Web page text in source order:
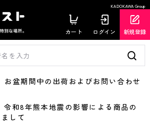
KADOKAWA Group
カート ログイン 新規登録
盆期間中の出荷およびお問い合わせ
和8年熊本地震の影響による商品の
して